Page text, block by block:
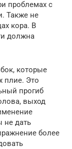
проблемах с
Также не
кора. В
должна
которые
плие. Это
прогиб
выход
не дать
более